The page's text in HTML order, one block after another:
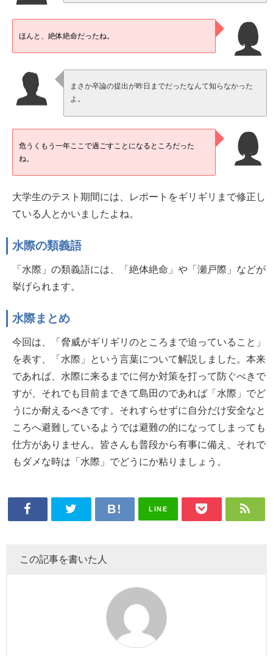
ほんと、絶体絶命だったね。
まさか卒論の提出が昨日までだったなんて知らなかった
よ。
危うくもう一年ここで過ごすことになるところだった
ね。
大学生のテスト期間には、レポートをギリギリまで修正し
ている人とかいましたよね。
水際の類義語
「水際」の類義語には、「絶体絶命」や「瀬戸際」などが
挙げられます。
水際まとめ
今回は、「脅威がギリギリのところまで迫っていること」
を表す、「水際」という言葉について解説しました。本来
であれば、水際に来るまでに何か対策を打って防ぐべきで
すが、それでも目前まできて島田のであれば「水際」でど
うにか耐えるべきです。それすらせずに自分だけ安全なと
ころへ避難しているようでは避難の的になってしまっても
仕方がありません。皆さんも普段から有事に備え、それで
もダメな時は「水際」でどうにか粘りましょう。
LINE
この記事を書いた人